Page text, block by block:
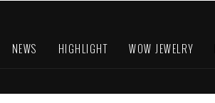
NEWS HIGHLIGHT WOW JEWELRY